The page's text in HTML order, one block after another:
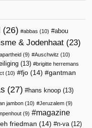
(26) abbas (10)
abou
& Jodenhaat (23)
apartheid (9) Auschwitz (10)
(13)
brigitte herremans
(10) fjo (14) gantman
(27) hans knoop (13)
jambon (10) Jeruzalem (9)
(9)
magazine
friedman (14) n-va(12)